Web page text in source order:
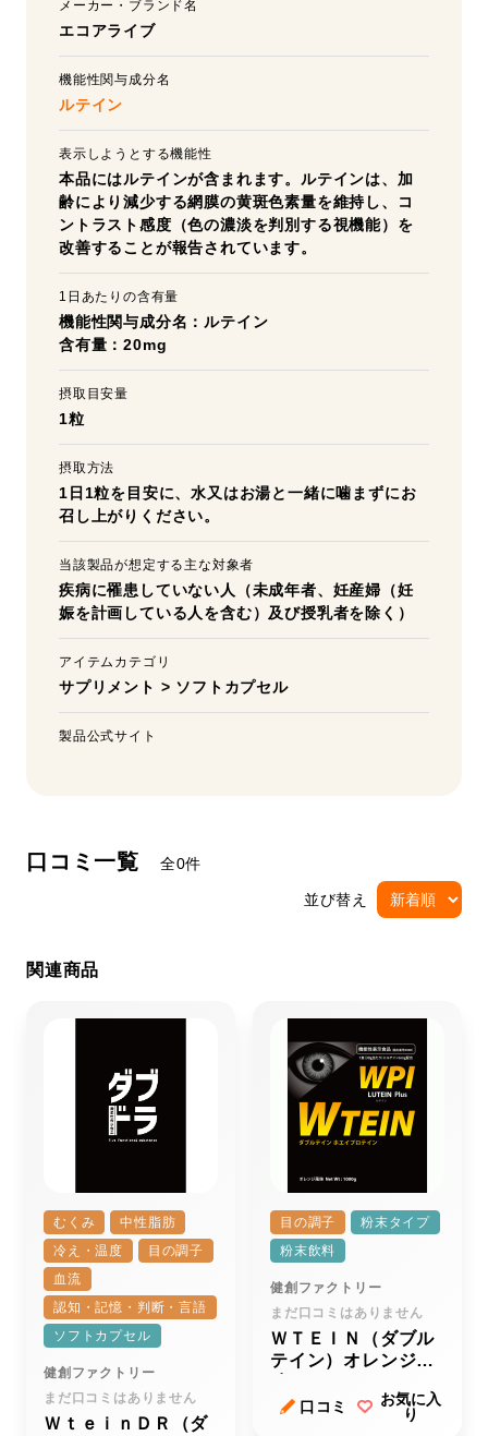
メーカー・ブランド名
エコアライブ
機能性関与成分名
ルテイン
表示しようとする機能性
本品にはルテインが含まれます。ルテインは、加
齢により減少する網膜の黄斑色素量を維持し、コ
ントラスト感度（色の濃淡を判別する視機能）を
改善することが報告されています。
1日あたりの含有量
機能性関与成分名：ルテイン
含有量：20mg
摂取目安量
1粒
摂取方法
1日1粒を目安に、水又はお湯と一緒に噛まずにお
召し上がりください。
当該製品が想定する主な対象者
疾病に罹患していない人（未成年者、妊産婦（妊
娠を計画している人を含む）及び授乳者を除く）
アイテムカテゴリ
サプリメント > ソフトカプセル
製品公式サイト
口コミ一覧 全0件
並び替え
関連商品
むくみ
中性脂肪
冷え・温度
目の調子
血流
認知・記憶・判断・言語
ソフトカプセル
健創ファクトリー
まだ口コミはありません
ＷｔｅｉｎＤＲ（ダ
目の調子
粉末タイプ
粉末飲料
健創ファクトリー
まだ口コミはありません
ＷＴＥＩＮ（ダブル
テイン）オレンジ風
口コミ
お気に入
り